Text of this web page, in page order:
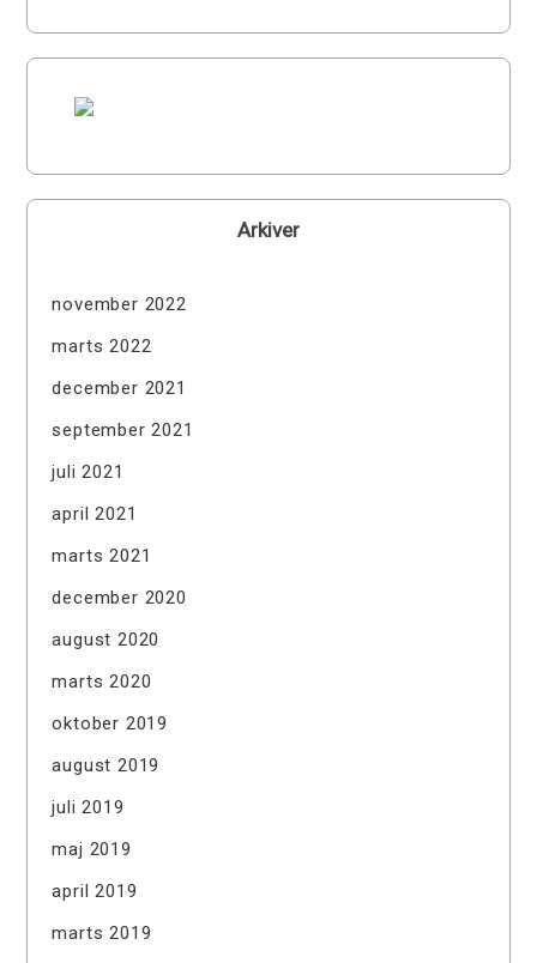
Arkiver
november 2022
marts 2022
december 2021
september 2021
juli 2021
april 2021
marts 2021
december 2020
august 2020
marts 2020
oktober 2019
august 2019
juli 2019
maj 2019
april 2019
marts 2019